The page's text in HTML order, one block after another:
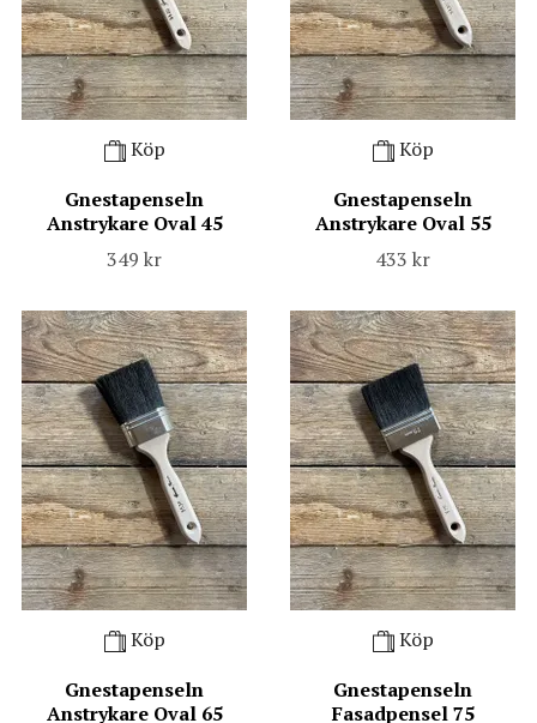
Köp
Gnestapenseln
Anstrykare Oval 45
349 kr
Köp
Gnestapenseln
Anstrykare Oval 55
433 kr
Köp
Gnestapenseln
Anstrykare Oval 65
Köp
Gnestapenseln
Fasadpensel 75